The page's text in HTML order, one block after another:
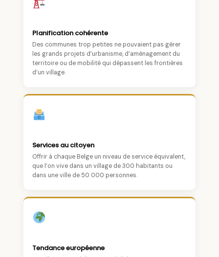
Planification cohérente
Des communes trop petites ne pouvaient pas gérer
les grands projets d’urbanisme, d’aménagement du
territoire ou de mobilité qui dépassent les frontières
d’un village.
Services au citoyen
Offrir à chaque Belge un niveau de service équivalent,
que l’on vive dans un village de 300 habitants ou
dans une ville de 50 000 personnes.
Tendance européenne